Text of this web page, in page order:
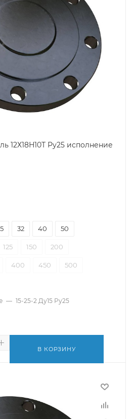
12Х18Н10Т Ру25 исполнение
32 40 50
125 150 200
400 450 500
— 15-25-2 Ду15 Ру25
В КОРЗИНУ